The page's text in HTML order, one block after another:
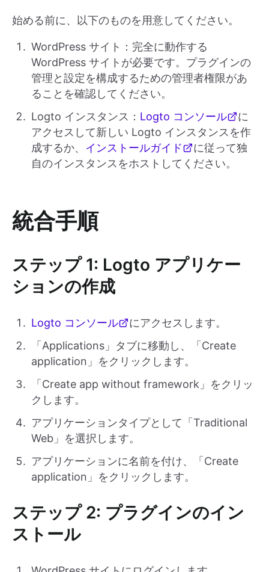
始める前に、以下のものを用意してください。
WordPress サイト：完全に動作する
WordPress サイトが必要です。プラグインの
管理と設定を構成するための管理者権限があ
ることを確認してください。
Logto インスタンス： Logto コンソール
に
アクセスして新しい Logto インスタンスを作
成するか、 インストールガイド
に従って独
自のインスタンスをホストしてください。
統合手順
ステップ 1: Logto アプリケー
ションの作成
Logto コンソール
にアクセスします。
「Applications」タブに移動し、「Create
application」をクリックします。
「Create app without framework」をクリッ
クします。
アプリケーションタイプとして「Traditional
Web」を選択します。
アプリケーションに名前を付け、「Create
application」をクリックします。
ステップ 2: プラグインのイン
ストール